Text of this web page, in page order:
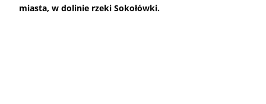
miasta, w dolinie rzeki Sokołówki.